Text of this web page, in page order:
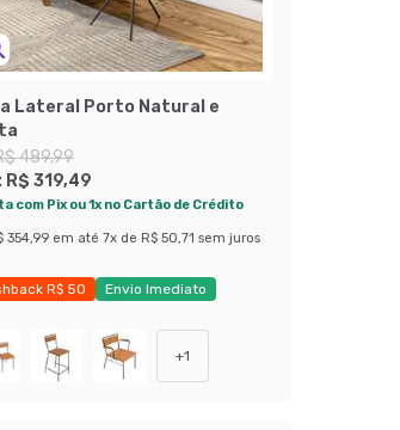
Lateral Porto Natural e
489,99
R$ 319,49
com Pix ou 1x no Cartão de Crédito
354,99 em até 7x de R$ 50,71 sem juros
R$ 50
Envio Imediato
+1